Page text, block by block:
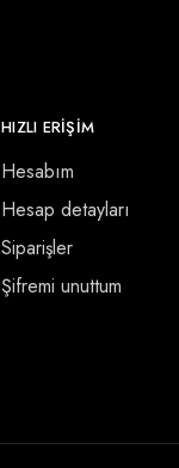
HIZLI ERİŞİM
Hesabım
Hesap detayları
Siparişler
Şifremi unuttum